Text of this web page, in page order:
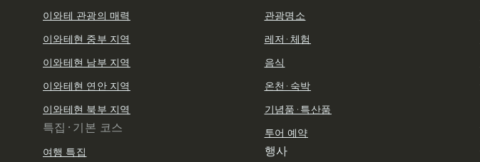
이와테 관광의 매력
이와테현 중부 지역
이와테현 남부 지역
이와테현 연안 지역
이와테현 북부 지역
특집·기본 코스
여행 특집
관광명소
레저·체험
음식
온천·숙박
기념품·특산품
투어 예약
행사